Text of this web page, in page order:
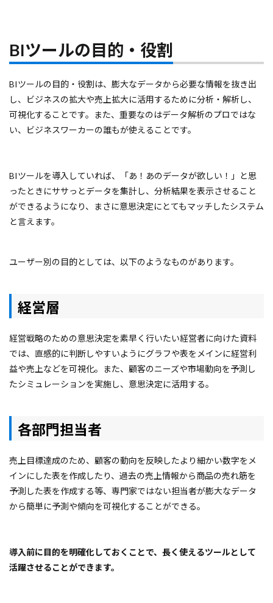
BIツールの目的・役割
BIツールの目的・役割は、膨大なデータから必要な情報を抜き出
し、ビジネスの拡大や売上拡大に活用するために分析・解析し、
可視化することです。また、重要なのはデータ解析のプロではな
い、ビジネスワーカーの誰もが使えることです。
BIツールを導入していれば、「あ！あのデータが欲しい！」と思
ったときにササっとデータを集計し、分析結果を表示させること
ができるようになり、まさに意思決定にとてもマッチしたシステム
と言えます。
ユーザー別の目的としては、以下のようなものがあります。
経営層
経営戦略のための意思決定を素早く行いたい経営者に向けた資料
では、直感的に判断しやすいようにグラフや表をメインに経営利
益や売上などを可視化。また、顧客のニーズや市場動向を予測し
たシミュレーションを実施し、意思決定に活用する。
各部門担当者
売上目標達成のため、顧客の動向を反映したより細かい数字をメ
インにした表を作成したり、過去の売上情報から商品の売れ筋を
予測した表を作成する等、専門家ではない担当者が膨大なデータ
から簡単に予測や傾向を可視化することができる。
導入前に目的を明確化しておくことで、長く使えるツールとして
活躍させることができます。